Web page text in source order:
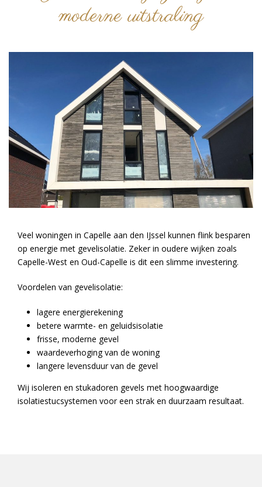
moderne uitstraling
Veel woningen in Capelle aan den IJssel kunnen flink besparen
op energie met gevelisolatie. Zeker in oudere wijken zoals
Capelle-West en Oud-Capelle is dit een slimme investering.
Voordelen van gevelisolatie:
lagere energierekening
betere warmte- en geluidsisolatie
frisse, moderne gevel
waardeverhoging van de woning
langere levensduur van de gevel
Wij isoleren en stukadoren gevels met hoogwaardige
isolatiestucsystemen voor een strak en duurzaam resultaat.